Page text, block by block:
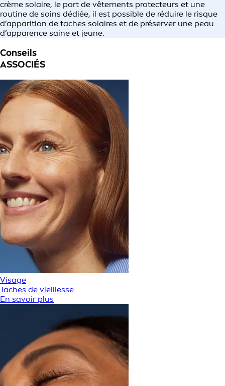
crème solaire, le port de vêtements protecteurs et une
routine de soins dédiée, il est possible de réduire le risque
d’apparition de taches solaires et de préserver une peau
d’apparence saine et jeune.
Conseils
ASSOCIÉS
Visage
Taches de vieillesse
En savoir plus